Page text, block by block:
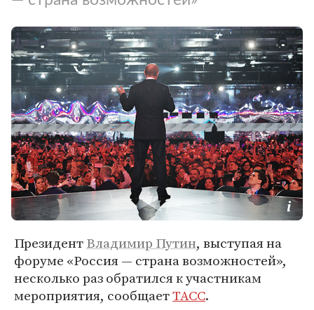
ПрезидентВладимир Путин, выступая на
форуме «Россия — страна возможностей»,
несколько раз обратился к участникам
мероприятия, сообщаетТАСС.